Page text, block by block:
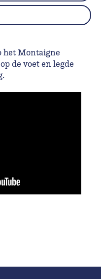
het Montaigne
de voet en legde